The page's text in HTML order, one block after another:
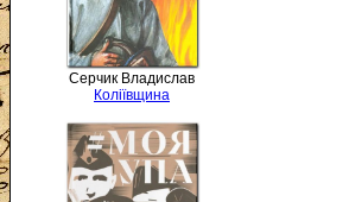
Серчик Владислав
Коліївщина